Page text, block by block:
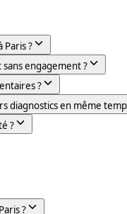
Paris ?
engagement ?
?
diagnostics en même
?
?